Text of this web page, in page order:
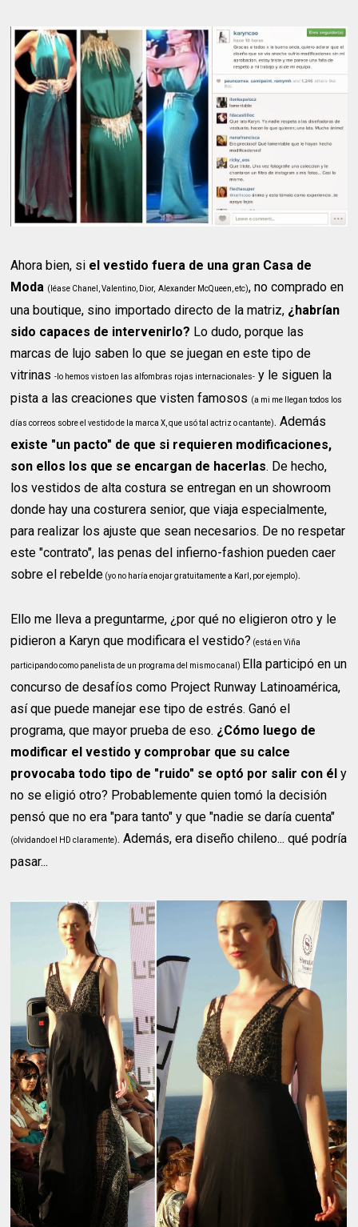
Ahora bien, si el vestido fuera de una gran Casa de
Moda (léase Chanel, Valentino, Dior, Alexander McQueen, etc), no comprado en
una boutique, sino importado directo de la matriz, ¿habrían
sido capaces de intervenirlo? Lo dudo, porque las
marcas de lujo saben lo que se juegan en este tipo de
vitrinas-lo hemos visto en las alfombras rojas internacionales- y le siguen la
pista a las creaciones que visten famosos (a mi me llegan todos los
días correos sobre el vestido de la marca X, que usó tal actriz o cantante). Además
existe "un pacto" de que si requieren modificaciones,
son ellos los que se encargan de hacerlas. De hecho,
los vestidos de alta costura se entregan en un showroom
donde hay una costurera senior, que viaja especialmente,
para realizar los ajuste que sean necesarios. De no respetar
este "contrato", las penas del infierno-fashion pueden caer
sobre el rebelde (yo no haría enojar gratuitamente a Karl, por ejemplo).
Ello me lleva a preguntarme, ¿por qué no eligieron otro y le
pidieron a Karyn que modificara el vestido? (está en Viña
participando como panelista de un programa del mismo canal) Ella participó en un
concurso de desafíos como Project Runway Latinoamérica,
así que puede manejar ese tipo de estrés. Ganó el
programa, que mayor prueba de eso. ¿Cómo luego de
modificar el vestido y comprobar que su calce
provocaba todo tipo de "ruido" se optó por salir con ély
no se eligió otro? Probablemente quien tomó la decisión
pensó que no era "para tanto" y que "nadie se daría cuenta"
(olvidando el HD claramente). Además, era diseño chileno... qué podría
pasar...